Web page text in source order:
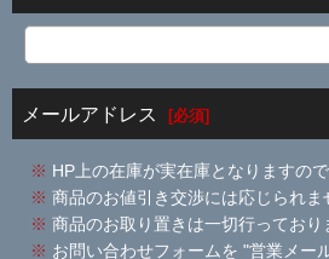
メールアドレス [必須]
※ HP上の在庫が実在庫となりますの
※ 商品のお値引き交渉には応じられま
※ 商品のお取り置きは一切行っており
※ お問い合わせフォームを "営業メー